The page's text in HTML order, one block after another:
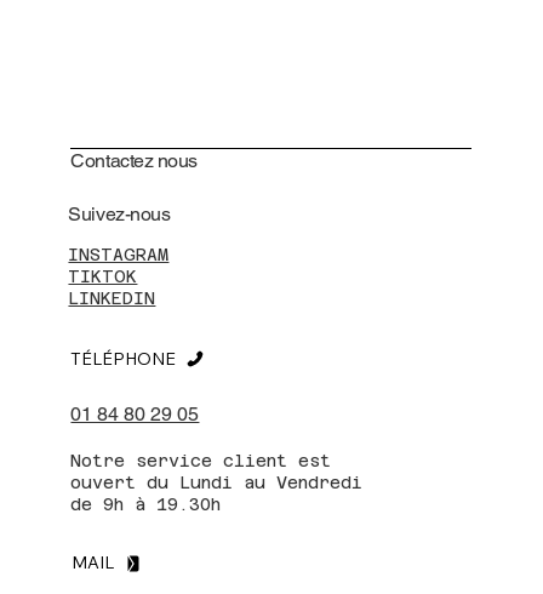
Contactez nous
INSTAGRAM
TIKTOK
LINKEDIN
Suivez-nous
01 84 80 29 05
TÉLÉPHONE
Notre service client est
ouvert du Lundi au Vendredi
de 9h à 19.30h
MAIL